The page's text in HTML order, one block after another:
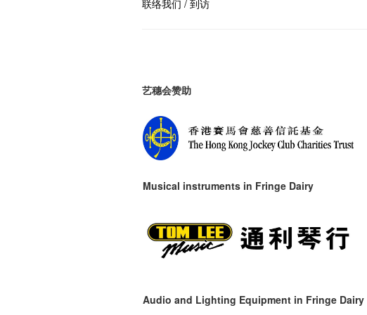
联络我们 / 到访
艺穗会赞助
Musical instruments in Fringe Dairy
Audio and Lighting Equipment in Fringe Dairy